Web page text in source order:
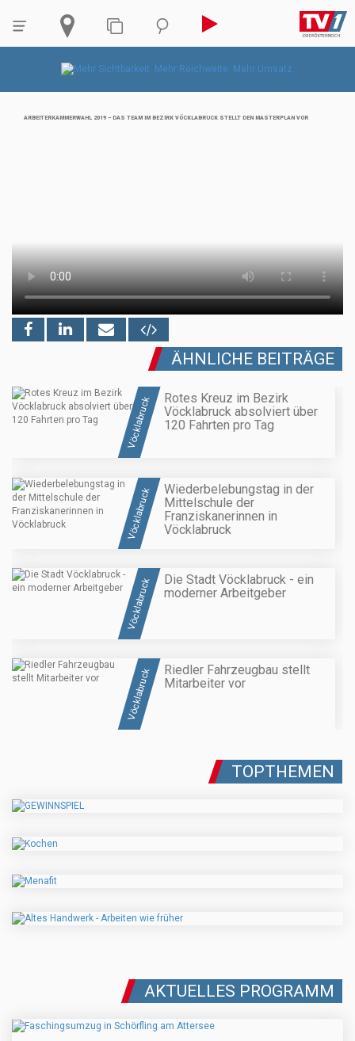
ARBEITERKAMMERWAHL 2019 – DAS TEAM IM BEZIRK VÖCKLABRUCK STELLT DEN MASTERPLAN VOR
ÄHNLICHE BEITRÄGE
Vöcklabruck
Rotes Kreuz im Bezirk
Vöcklabruck absolviert über
120 Fahrten pro Tag
Vöcklabruck
Wiederbelebungstag in der
Mittelschule der
Franziskanerinnen in
Vöcklabruck
Vöcklabruck
Die Stadt Vöcklabruck - ein
moderner Arbeitgeber
Vöcklabruck
Riedler Fahrzeugbau stellt
Mitarbeiter vor
TOPTHEMEN
AKTUELLES PROGRAMM